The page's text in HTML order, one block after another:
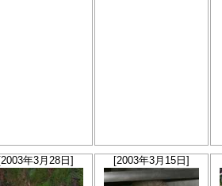
[2003年3月28日] [2003年3月15日]